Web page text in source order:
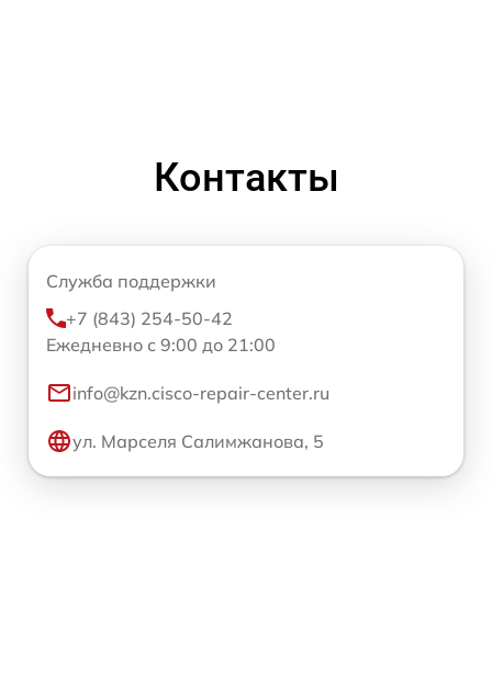
Контакты
Служба поддержки
+7 (843) 254-50-42
Ежедневно с 9:00 до 21:00
info@kzn.cisco-repair-center.ru
ул. Марселя Салимжанова, 5